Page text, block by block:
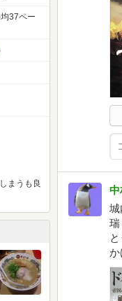
中
城
瑞
か
37ペー
まうも良